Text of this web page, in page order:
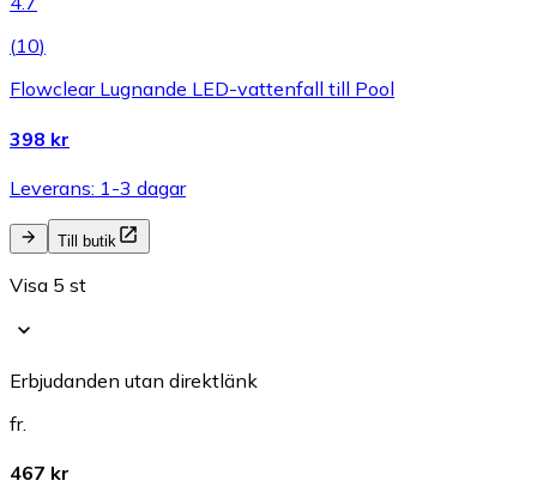
(10)
Flowclear Lugnande LED-vattenfall till Pool
398 kr
Leverans: 1-3 dagar
Till butik
Visa 5 st
Erbjudanden utan direktlänk
fr.
467 kr